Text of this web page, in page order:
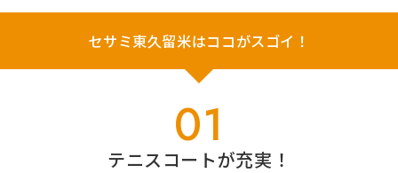
セサミ東久留米はココがスゴイ！
01
テニスコートが充実！